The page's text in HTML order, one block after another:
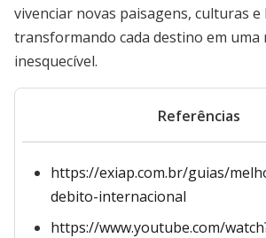
vivenciar novas paisagens, culturas
transformando cada destino em uma
inesquecível.
Referências
https://exiap.com.br/guias/
debito-internacional
https://www.youtube.com/